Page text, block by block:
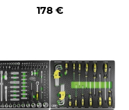
PU-PANEELIS J
178 €